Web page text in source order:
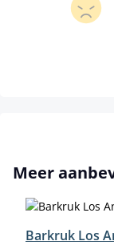
Productgalerij
Meer
Barkruk Los